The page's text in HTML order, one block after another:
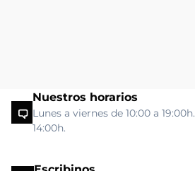
Nuestros horarios
Lunes a viernes de 10:00 a
14:00h.